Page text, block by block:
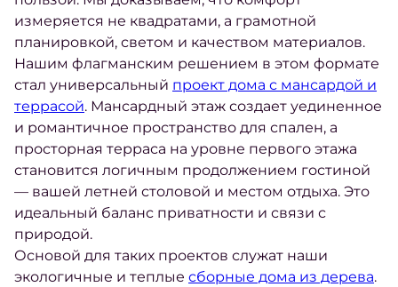
измеряется не квадратами, а грамотной
планировкой, светом и качеством материалов.
Нашим флагманским решением в этом формате
стал универсальный проект дома с мансардой и
террасой. Мансардный этаж создает уединенное
и романтичное пространство для спален, а
просторная терраса на уровне первого этажа
становится логичным продолжением гостиной
— вашей летней столовой и местом отдыха. Это
идеальный баланс приватности и связи с
природой.
Основой для таких проектов служат наши
экологичные и теплые сборные дома из дерева.